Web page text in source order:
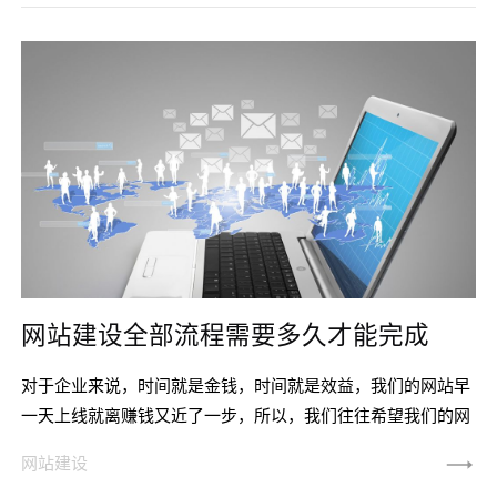
好定位在建设网站之前要明白我们做这个网站是拿来做什么用
网站建设全部流程需要多久才能完成
对于企业来说，时间就是金钱，时间就是效益，我们的网站早
一天上线就离赚钱又近了一步，所以，我们往往希望我们的网
时间呢？网站建设大概有四个流程：1、需求调研，架构分析
网站建设